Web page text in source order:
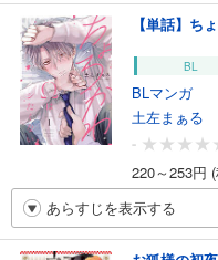
【単話】ち
BL
BLマンガ
土左まぁる
-
220～253円
あらすじを表示する